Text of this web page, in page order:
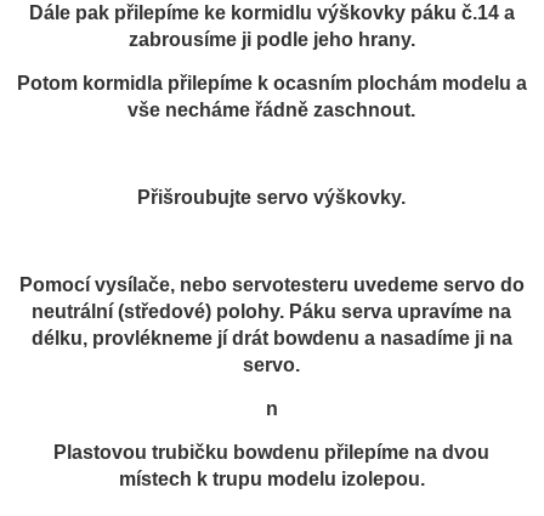
Dále pak přilepíme ke kormidlu výškovky páku č.14 a
zabrousíme ji podle jeho hrany.
Potom kormidla přilepíme k ocasním plochám modelu a
vše necháme řádně zaschnout.
Přišroubujte servo výškovky.
Pomocí vysílače, nebo servotesteru uvedeme servo do
neutrální (středové) polohy. Páku serva upravíme na
délku, provlékneme jí drát bowdenu a nasadíme ji na
servo.
n
Plastovou trubičku bowdenu přilepíme na dvou
místech k trupu modelu izolepou.